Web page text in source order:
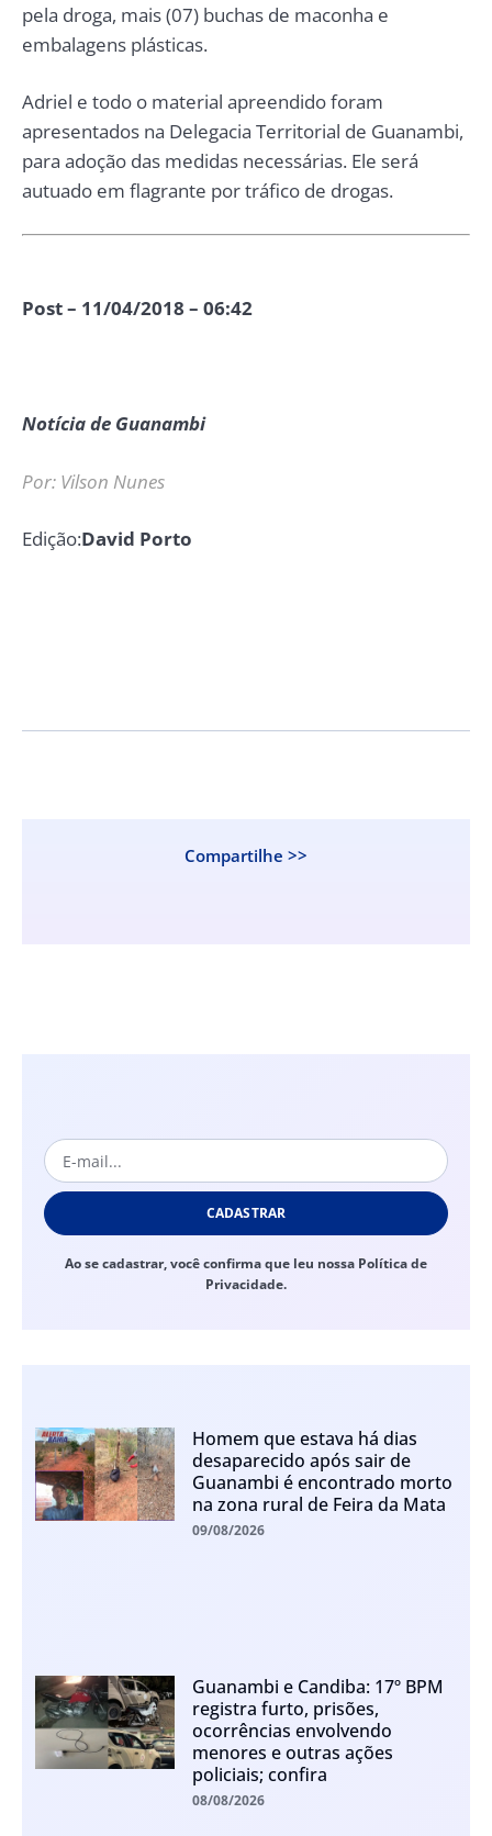
pela droga, mais (07) buchas de maconha e
embalagens plásticas.
Adriel e todo o material apreendido foram
apresentados na Delegacia Territorial de Guanambi,
para adoção das medidas necessárias. Ele será
autuado em flagrante por tráfico de drogas.
Post – 11/04/2018 – 06:42
Notícia de Guanambi
Por: Vilson Nunes
Edição:David Porto
Compartilhe >>
CADASTRAR
Ao se cadastrar, você confirma que leu nossa Política de
Privacidade.
Homem que estava há dias
desaparecido após sair de
Guanambi é encontrado morto
na zona rural de Feira da Mata
09/08/2026
Guanambi e Candiba: 17º BPM
registra furto, prisões,
ocorrências envolvendo
menores e outras ações
policiais; confira
08/08/2026